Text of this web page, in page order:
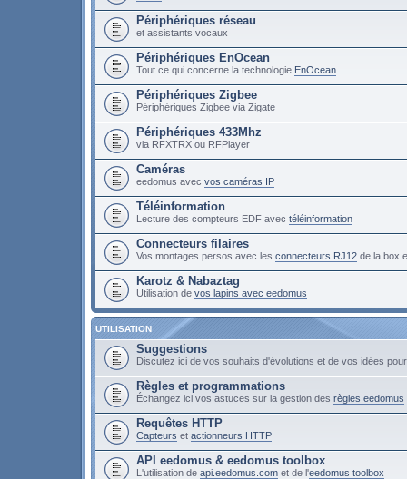
Périphériques réseau
et assistants vocaux
Périphériques EnOcean
Tout ce qui concerne la technologie EnOcean
Périphériques Zigbee
Périphériques Zigbee via Zigate
Périphériques 433Mhz
via RFXTRX ou RFPlayer
Caméras
eedomus avec vos caméras IP
Téléinformation
Lecture des compteurs EDF avec téléinformation
Connecteurs filaires
Vos montages persos avec les connecteurs RJ12 de la box
Karotz & Nabaztag
Utilisation de vos lapins avec eedomus
UTILISATION
Suggestions
Discutez ici de vos souhaits d'évolutions et de vos idées
Règles et programmations
Échangez ici vos astuces sur la gestion des règles eedomus
Requêtes HTTP
Capteurs et actionneurs HTTP
API eedomus & eedomus toolbox
L'utilisation de api.eedomus.com et de l'eedomus toolbox